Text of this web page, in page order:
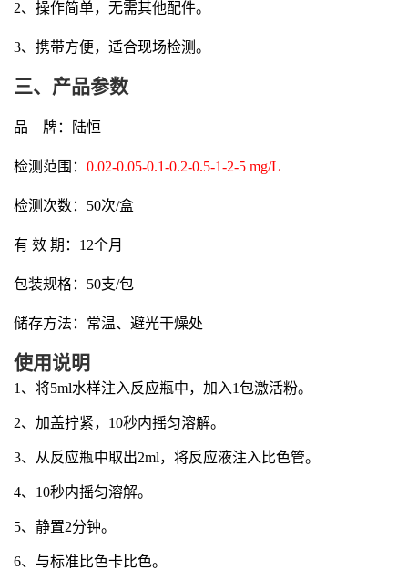
2、操作简单，无需其他配件。
3、携带方便，适合现场检测。
三、 产品参数
品 牌：陆恒
检测范围： 0.02-0.05-0.1-0.2-0.5-1-2-5 mg/L
检测次数：50次/盒
有 效 期：12个月
包装规格： 50支/包
储存方法：常温、避光干燥处
使用说明
1 、将5ml水样注入反应瓶中，加入1包激活粉。
2、 加盖拧紧，10秒内摇匀溶解。
3、 从反应瓶中取出2ml，将反应液注入比色管。
4、 10秒内摇匀溶解。
5、 静置2分钟。
6、 与标准比色卡比色。